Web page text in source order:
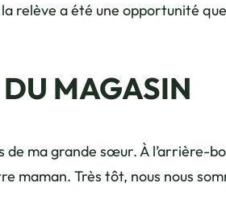
a été une opportunité que
MAGASIN
de ma grande sœur. À l’arrière-
maman. Très tôt, nous nous